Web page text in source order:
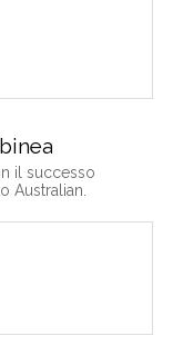
il successo
Australian.